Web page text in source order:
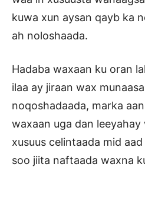
kuwa xun aysan qayb ka
ah noloshaada.
Hadaba waxaan ku oran
ilaa ay jiraan wax
noqoshadaada, marka
waxaan uga dan
xusuus celintaada mid
soo jiita naftaada waxna